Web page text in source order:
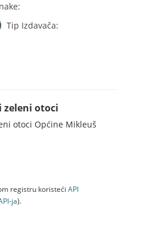
Tip Izdavača:
zeleni otoci
otoci Općine Mikleuš
registru koristeći API
jа).